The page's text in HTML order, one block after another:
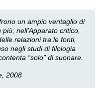
un ampio ventaglio di
nell’Apparato critico,
relazioni tra le fonti,
negli studi di filologia
“solo” di suonare.
2008